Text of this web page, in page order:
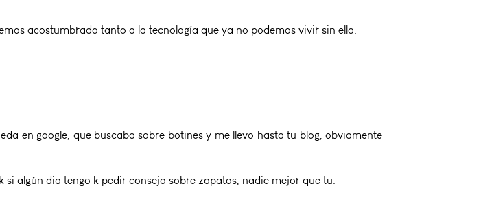
acostumbrado tanto a la tecnología que ya no podemos vivir sin ella.
en google, que buscaba sobre botines y me llevo hasta tu blog, obviamente
algún dia tengo k pedir consejo sobre zapatos, nadie mejor que tu.